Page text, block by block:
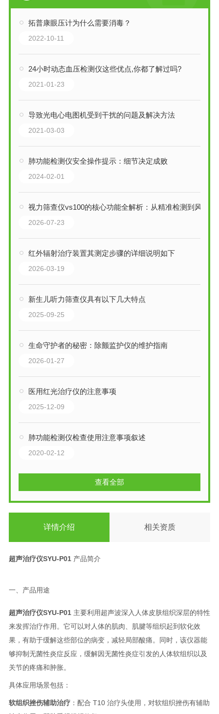
拓普康眼压计为什么需要消毒？
2022-10-11
24小时动态血压检测仪这些优点,你都了解过吗?
2021-01-23
导致光电心电图机受到干扰的问题及解决方法
2021-03-03
肺功能检测仪安全操作提示：细节决定成败
2024-02-01
视力筛查仪vs100的核心功能全解析：从精准检测到风险预警，一步到位！
2026-07-23
红外辐射治疗装置其测定步骤的详细说明如下
2026-03-19
新生儿听力筛查仪具有以下几大特点
2025-09-25
生命守护者的秘密：除颤监护仪的维护指南
2026-01-27
医用红光治疗仪的注意事项
2025-12-09
肺功能检测仪检查使用注意事项叙述
2020-02-12
查看全部
详情介绍 相关资质
超声治疗仪SYU-P01产品简介
一、产品用途
超声治疗仪SYU-P01主要利用超声波深入人体皮肤组织深层的特性
来发挥治疗作用。它可以对人体的肌肉、肌腱等组织起到软化效
果，有助于缓解这些部位的病变，减轻局部酸痛。同时，该仪器能
够抑制无菌性炎症反应，缓解因无菌性炎症引发的人体软组织以及
关节的疼痛和肿胀。
具体应用场景包括：
软组织挫伤辅助治疗：配合 T10 治疗头使用，对软组织挫伤有辅助